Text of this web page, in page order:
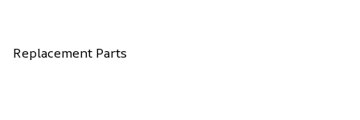
Replacement Parts